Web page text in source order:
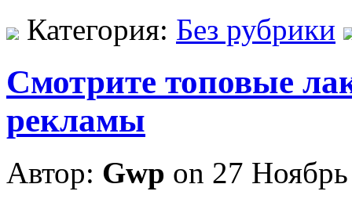
Категория: Без рубрики
Смотрите топовые
рекламы
Автор: Gwp on 27